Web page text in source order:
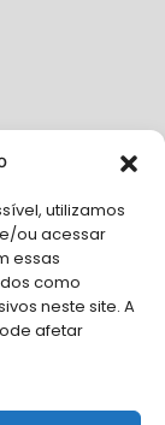
utilizamos
ou acessar
essas
como
neste site. A
afetar